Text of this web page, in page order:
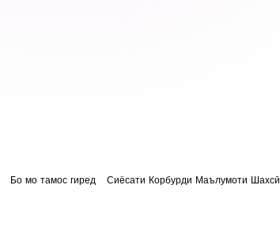
Бо мо тамос гиред Сиёсати Корбурди Маълумоти Шахсӣ